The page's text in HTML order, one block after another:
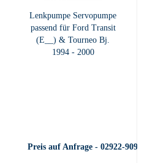
Lenkpumpe Servopumpe
passend für Ford Transit
(E__) & Tourneo Bj.
1994 - 2000
Preis auf Anfrage - 02922-909400